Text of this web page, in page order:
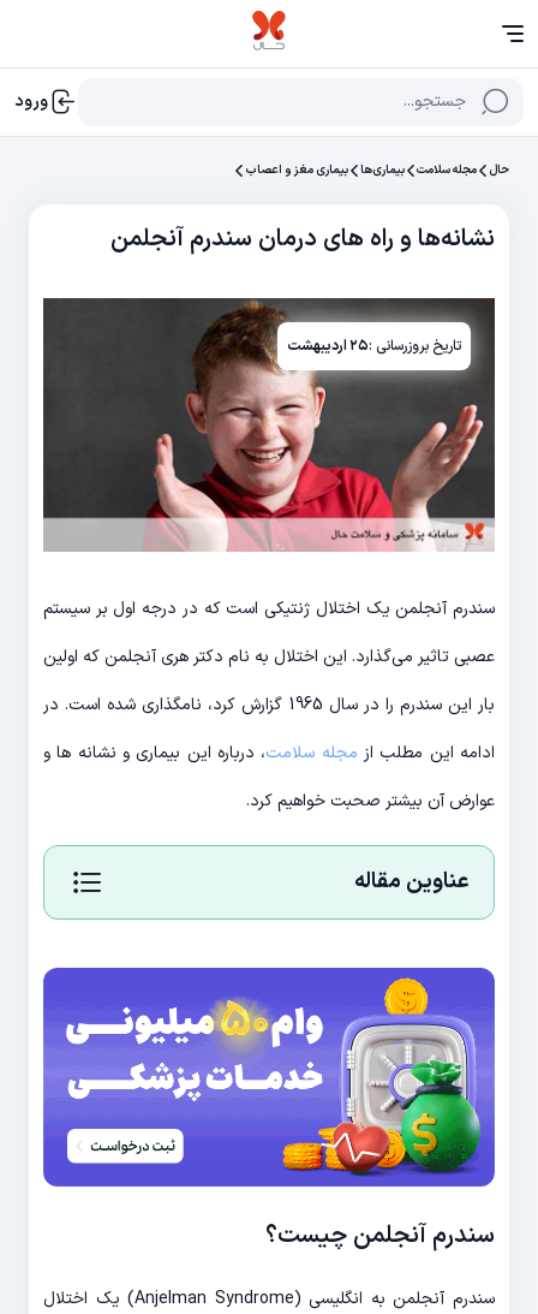
جستجو... ورود
حال مجله سلامت بیماری‌ها بیماری مغز و اعصاب
نشانه‌ها و راه های درمان سندرم آنجلمن
تاریخ بروزرسانی :۲۵ اردیبهشت
سندرم آنجلمن یک اختلال ژنتیکی است که در درجه اول بر سیستم
عصبی تاثیر می‌گذارد. این اختلال به نام دکتر هری آنجلمن که اولین
بار این سندرم را در سال 1965 گزارش کرد، نامگذاری شده است. در
ادامه این مطلب از مجله سلامت، درباره این بیماری و نشانه ها و
عوارض آن بیشتر صحبت خواهیم کرد.
عناوین مقاله
سندرم آنجلمن چیست؟
سندرم آنجلمن به انگلیسی (Anjelman Syndrome) یک اختلال